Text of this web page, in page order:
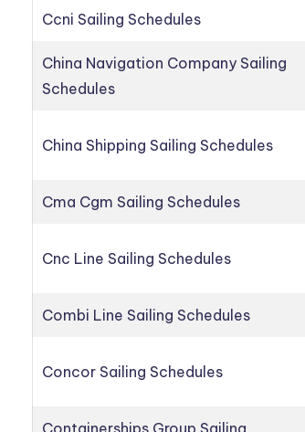
Ccni Sailing Schedules
China Navigation Company Sailing
Schedules
China Shipping Sailing Schedules
Cma Cgm Sailing Schedules
Cnc Line Sailing Schedules
Combi Line Sailing Schedules
Concor Sailing Schedules
Containerships Group Sailing